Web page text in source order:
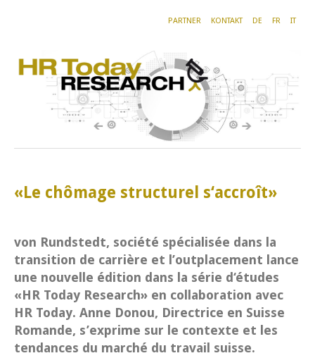
PARTNER KONTAKT DE FR IT
«Le chômage structurel s‘accroît»
von Rundstedt, société spécialisée dans la
transition de carrière et l’outplacement lance
une nouvelle édition dans la série d‘études
«HR Today Research» en collaboration avec
HR Today. Anne Donou, Directrice en Suisse
Romande, s’exprime sur le contexte et les
tendances du marché du travail suisse.